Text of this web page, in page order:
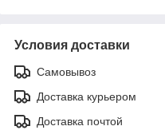
Условия доставки
Самовывоз
Доставка курьером
Доставка почтой